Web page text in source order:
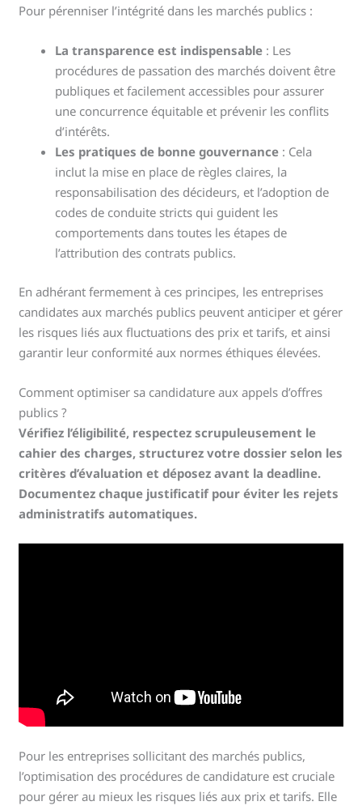
Pour pérenniser l’intégrité dans les marchés publics :
La transparence est indispensable : Les
procédures de passation des marchés doivent être
publiques et facilement accessibles pour assurer
une concurrence équitable et prévenir les conflits
d’intérêts.
Les pratiques de bonne gouvernance : Cela
inclut la mise en place de règles claires, la
responsabilisation des décideurs, et l’adoption de
codes de conduite stricts qui guident les
comportements dans toutes les étapes de
l’attribution des contrats publics.
En adhérant fermement à ces principes, les entreprises
candidates aux marchés publics peuvent anticiper et gérer
les risques liés aux fluctuations des prix et tarifs, et ainsi
garantir leur conformité aux normes éthiques élevées.
Comment optimiser sa candidature aux appels d’offres
publics ?
Vérifiez l’éligibilité, respectez scrupuleusement le
cahier des charges, structurez votre dossier selon les
critères d’évaluation et déposez avant la deadline.
Documentez chaque justificatif pour éviter les rejets
administratifs automatiques.
Pour les entreprises sollicitant des marchés publics,
l’optimisation des procédures de candidature est cruciale
pour gérer au mieux les risques liés aux prix et tarifs. Elle